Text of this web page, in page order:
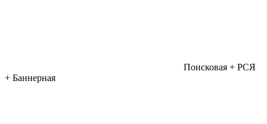
Поисковая + РСЯ
+ Баннерная